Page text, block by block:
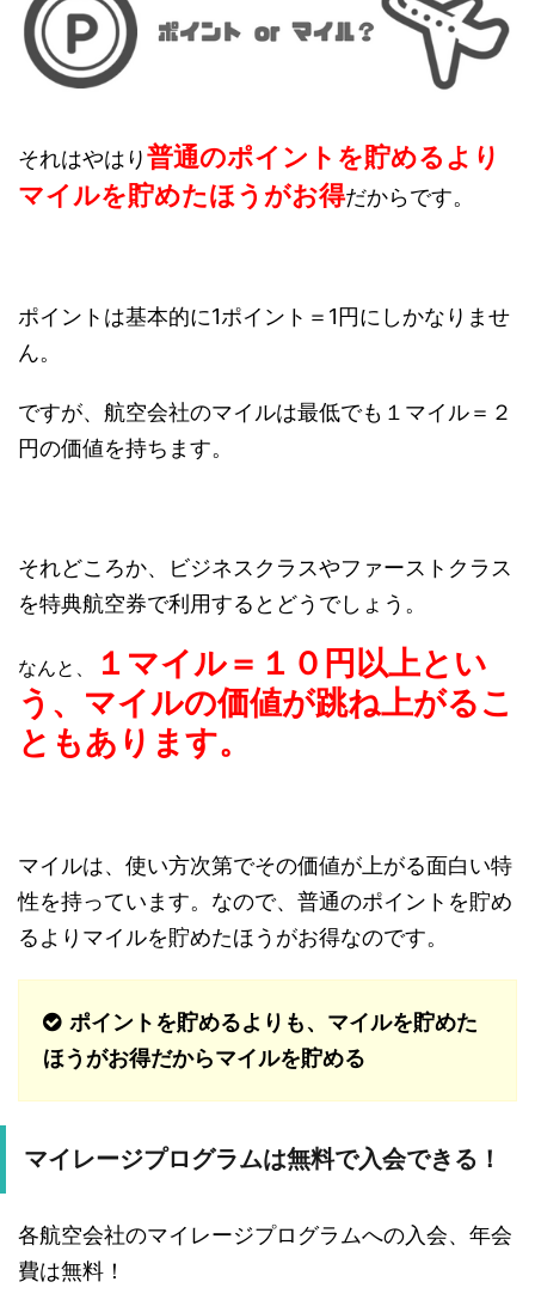
それはやはり普通のポイントを貯めるより
マイルを貯めたほうがお得だからです。
ポイントは基本的に1ポイント＝1円にしかなりませ
ん。
ですが、航空会社のマイルは最低でも１マイル＝２
円の価値を持ちます。
それどころか、ビジネスクラスやファーストクラス
を特典航空券で利用するとどうでしょう。
なんと、
１マイル＝１０円以上とい
う、マイルの価値が跳ね上がるこ
ともあります。
マイルは、使い方次第でその価値が上がる面白い特
性を持っています。なので、普通のポイントを貯め
るよりマイルを貯めたほうがお得なのです。
ポイントを貯めるよりも、マイルを貯めた
ほうがお得だからマイルを貯める
マイレージプログラムは無料で入会できる！
各航空会社のマイレージプログラムへの入会、年会
費は無料！